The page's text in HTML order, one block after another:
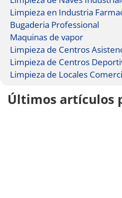
Limpieza en Industria
Bugaderia Professional
Maquinas de vapor
Limpieza de Centros
Limpieza de Centros
Limpieza de Locales
Últimos artículos